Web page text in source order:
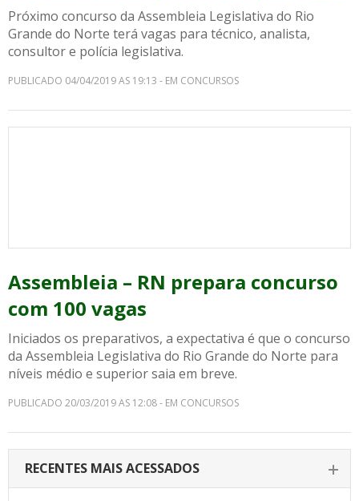
Próximo concurso da Assembleia Legislativa do Rio
Grande do Norte terá vagas para técnico, analista,
consultor e polícia legislativa.
PUBLICADO 04/04/2019 AS 19:13 - EM CONCURSOS
Assembleia – RN prepara concurso
com 100 vagas
Iniciados os preparativos, a expectativa é que o concurso
da Assembleia Legislativa do Rio Grande do Norte para
níveis médio e superior saia em breve.
PUBLICADO 20/03/2019 AS 12:08 - EM CONCURSOS
RECENTES MAIS ACESSADOS